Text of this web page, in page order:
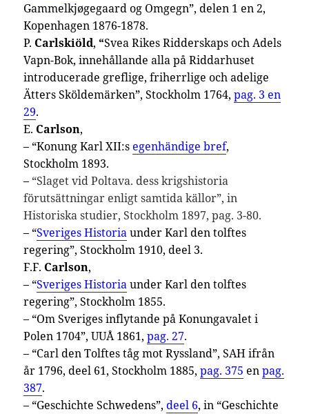
Gammelkjøgegaard og Omgegn”, delen 1 en 2,
Kopenhagen 1876-1878.
P. Carlskiöld, “Svea Rikes Ridderskaps och Adels
Vapn-Bok, innehållande alla på Riddarhuset
introducerade greflige, friherrlige och adelige
Ätters Sköldemärken”, Stockholm 1764,pag. 3 en
29.
E. Carlson,
– “Konung Karl XII:s egenhändige bref,
Stockholm 1893.
– “Slaget vid Poltava. dess krigshistoria
förutsättningar enligt samtida källor”, in
Historiska studier, Stockholm 1897, pag. 3-80.
– “Sveriges Historiaunder Karl den tolftes
regering”, Stockholm 1910, deel 3.
F.F. Carlson,
– “Sveriges Historiaunder Karl den tolftes
regering”, Stockholm 1855.
– “Om Sveriges inflytande på Konungavalet i
Polen 1704”, UUÅ 1861,pag. 27.
– “Carl den Tolftes tåg mot Ryssland”, SAH ifrån
år 1796, deel 61, Stock­holm 1885,pag. 375 enpag.
387.
– “Geschichte Schwedens”,deel 6, in “Geschichte